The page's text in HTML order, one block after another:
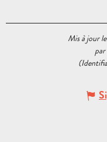
Mis à jour
par